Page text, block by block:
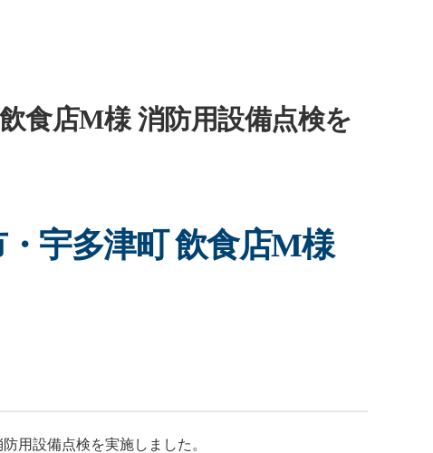
食店M様 消防用設備点検を
・宇多津町 飲食店M様
用設備点検を実施しました。